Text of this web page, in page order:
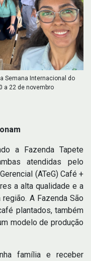
Semana Internacional do
a 22 de novembro
a Fazenda Tapete
atendidas pelo
(ATeG) Café +
a alta qualidade e a
A Fazenda São
plantados, também
modelo de produção
família e receber